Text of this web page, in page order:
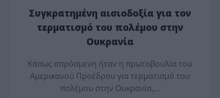
Συγκρατημένη αισιοδοξία για τον
τερματισμό του πολέμου στην
Ουκρανία
Κάπως απρόσμενη ήταν η πρωτοβουλία του
Αμερικανού Προέδρου για τερματισμό του
πολέμου στην Ουκρανία,…